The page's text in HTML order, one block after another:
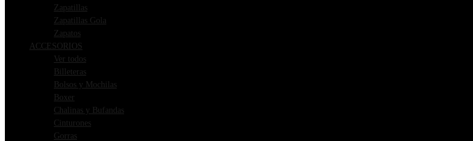
Zapatillas
Zapatillas Gola
Zapatos
ACCESORIOS
Ver todos
Billeteras
Bolsos y Mochilas
Boxer
Chalinas y Bufandas
Cinturones
Gorras